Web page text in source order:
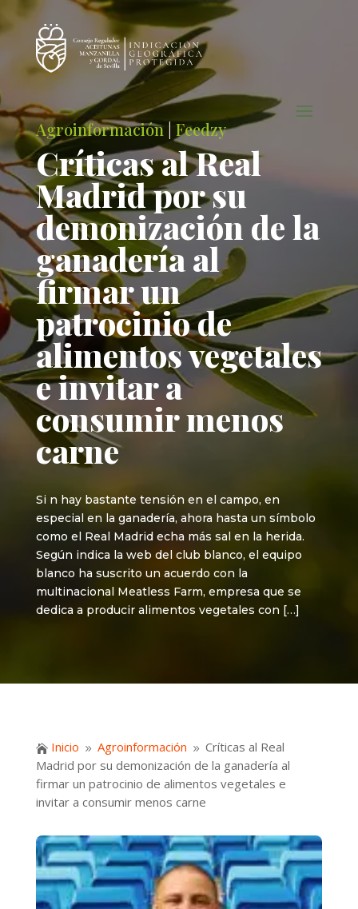
Agroinformación Feedzy
Críticas al Real
Madrid por su
demonización de la
ganadería al
firmar un
patrocinio de
alimentos vegetales
e invitar a
consumir menos
carne
Si n hay bastante tensión en el campo, en
especial en la ganadería, ahora hasta un símbolo
como el Real Madrid echa más sal en la herida.
Según indica la web del club blanco, el equipo
blanco ha suscrito un acuerdo con la
multinacional Meatless Farm, empresa que se
dedica a producir alimentos vegetales con […]
 Inicio 9 Agroinformación 9 Críticas al Real
Madrid por su demonización de la ganadería al
firmar un patrocinio de alimentos vegetales e
invitar a consumir menos carne